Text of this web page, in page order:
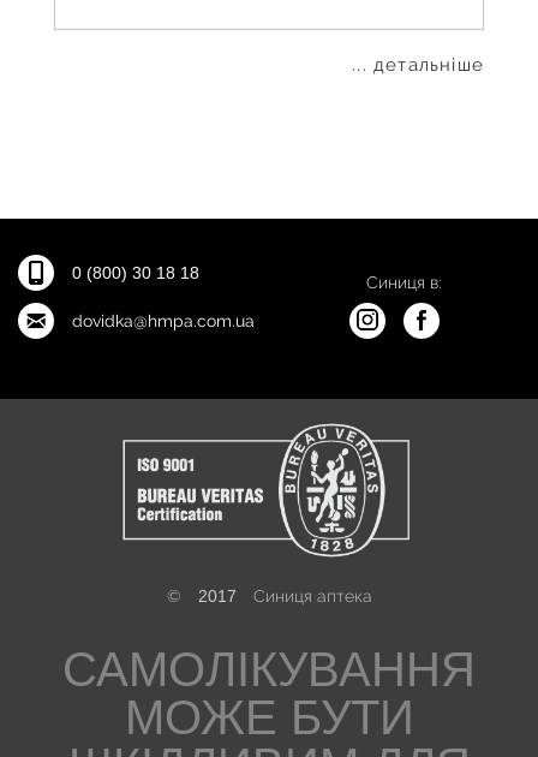
... детальніше
0 (800) 30 18 18
dovidka@hmpa.com.ua
Синиця в:
© 2017 Синиця аптека
САМОЛІКУВАННЯ
МОЖЕ БУТИ